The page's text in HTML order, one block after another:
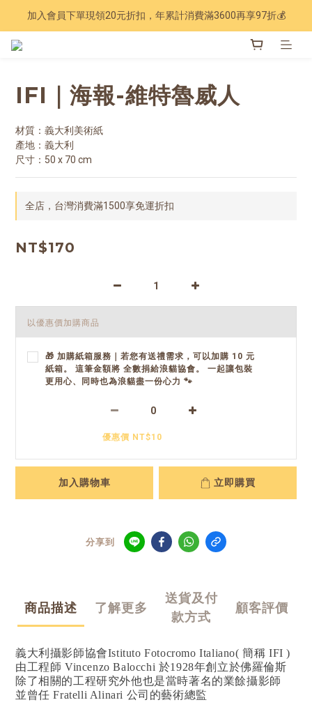
Have a nice trip 🧳 2027手帳季 準備登場
加入會員下單現領20元折扣，年累計消費滿3600再享97折💰
IFI｜海報-維特魯威人
材質：義大利美術紙
產地：義大利
尺寸：50 x 70 cm
全店，台灣消費滿1500享免運折扣
NT$170
以優惠價加購商品
🎁 加購紙箱服務｜若您有送禮需求，可以加購 10 元
紙箱。 這筆金額將 全數捐給浪貓協會。 一起讓包裝
更用心、同時也為浪貓盡一份心力 🐾
優惠價 NT$10
加入購物車 立即購買
分享到
商品描述 了解更多
送貨及付
款方式
顧客評價
義大利攝影師協會Istituto Fotocromo Italiano( 簡稱 IFI )
由工程師 Vincenzo Balocchi 於1928年創立於佛羅倫斯
除了相關的工程研究外他也是當時著名的業餘攝影師
並曾任 Fratelli Alinari 公司的藝術總監